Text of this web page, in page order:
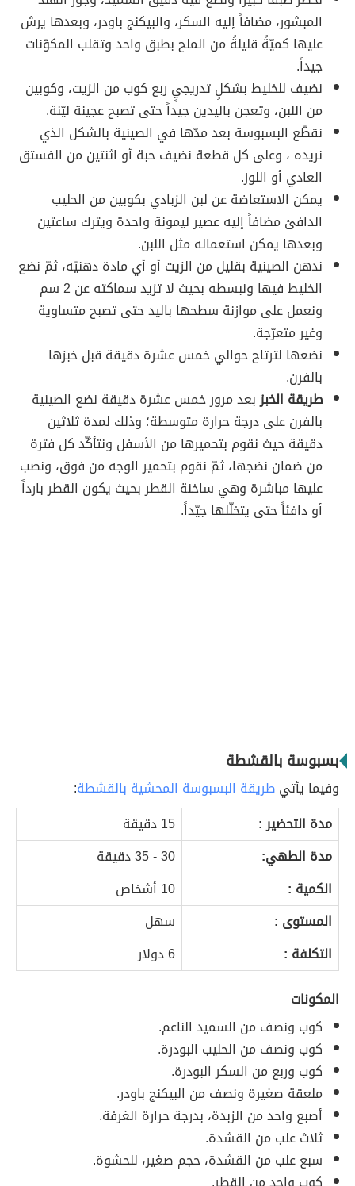
المبشور، مضافاً إليه السكر، والبيكنج باودر، وبعدها يرش
عليها كميّةً قليلةً من الملح بطبق واحد وتقلب المكوّنات
جيداً.
نضيف للخليط بشكلٍ تدريجيٍ ربع كوب من الزيت، وكوبين
من اللبن، وتعجن باليدين جيداً حتى تصبح عجينة ليّنة.
نقطّع البسبوسة بعد مدّها في الصينية بالشكل الذي
نريده ، وعلى كل قطعة نضيف حبة أو اثنتين من الفستق
العادي أو اللوز.
يمكن الاستعاضة عن لبن الزبادي بكوبين من الحليب
الدافئ مضافاً إليه عصير ليمونة واحدة ويترك ساعتين
وبعدها يمكن استعماله مثل اللبن.
ندهن الصينية بقليل من الزيت أو أي مادة دهنيّه، ثمّ نضع
الخليط فيها ونبسطه بحيث لا تزيد سماكته عن 2 سم
ونعمل على موازنة سطحها باليد حتى تصبح متساوية
وغير متعرّجة.
نضعها لترتاح حوالي خمس عشرة دقيقة قبل خبزها
بالفرن.
طريقة الخبزبعد مرور خمس عشرة دقيقة نضع الصينية
بالفرن على درجة حرارة متوسطة؛ وذلك لمدة ثلاثين
دقيقة حيث نقوم بتحميرها من الأسفل ونتأكّد كل فترة
من ضمان نضجها، ثمّ نقوم بتحمير الوجه من فوق، ونصب
عليها مباشرة وهي ساخنة القطر بحيث يكون القطر بارداً
أو دافئاً حتى يتخلّلها جيّداً.
بسبوسة بالقشطة
وفيما يأتيطريقة البسبوسة المحشية بالقشطة:
مدة التحضير :
15 دقيقة
مدة الطهي:
30 - 35 دقيقة
الكمية :
10 أشخاص
المستوى :
سهل
التكلفة :
6 دولار
المكونات
كوب ونصف من السميد الناعم.
كوب ونصف من الحليب البودرة.
كوب وربع من السكر البودرة.
ملعقة صغيرة ونصف من البيكنج باودر.
أصبع واحد من الزبدة، بدرجة حرارة الغرفة.
ثلاث علب من القشدة.
سبع علب من القشدة، حجم صغير، للحشوة.